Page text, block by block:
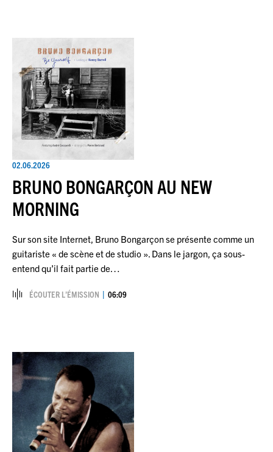
02.06.2026
BRUNO BONGARÇON AU NEW
MORNING
Sur son site Internet, Bruno Bongarçon se présente comme un
guitariste « de scène et de studio ». Dans le jargon, ça sous-
entend qu’il fait partie de…
ÉCOUTER L’ÉMISSION 06:09